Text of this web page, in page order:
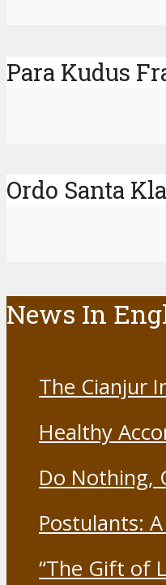
Para Kudus
Ordo Santa
News In
The Cianjur
19 Vaccine
Healthy
Do Nothing,
Postulants:
“The Gift of